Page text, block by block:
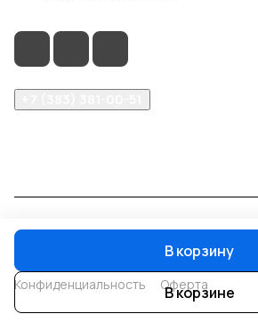
В корзину
В корзине
© 2026 Интер-Двери
Конфиденциальность Оферта